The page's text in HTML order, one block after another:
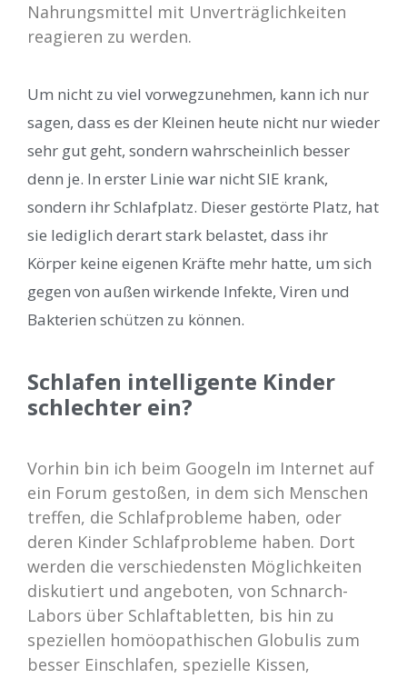
Nahrungsmittel mit Unverträglichkeiten
reagieren zu werden.
Um nicht zu viel vorwegzunehmen, kann ich nur
sagen, dass es der Kleinen heute nicht nur wieder
sehr gut geht, sondern wahrscheinlich besser
denn je. In erster Linie war nicht SIE krank,
sondern ihr Schlafplatz. Dieser gestörte Platz, hat
sie lediglich derart stark belastet, dass ihr
Körper keine eigenen Kräfte mehr hatte, um sich
gegen von außen wirkende Infekte, Viren und
Bakterien schützen zu können.
Schlafen intelligente Kinder
schlechter ein?
Vorhin bin ich beim Googeln im Internet auf
ein Forum gestoßen, in dem sich Menschen
treffen, die Schlafprobleme haben, oder
deren Kinder Schlafprobleme haben. Dort
werden die verschiedensten Möglichkeiten
diskutiert und angeboten, von Schnarch-
Labors über Schlaftabletten, bis hin zu
speziellen homöopathischen Globulis zum
besser Einschlafen, spezielle Kissen,